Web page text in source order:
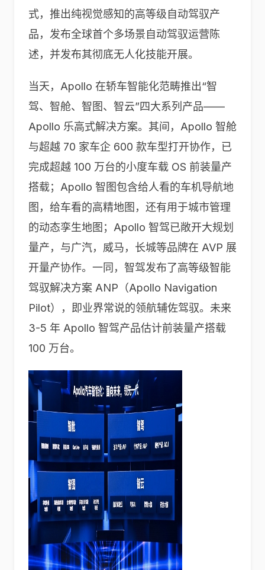
式，推出纯视觉感知的高等级自动驾驭产
品，发布全球首个多场景自动驾驭运营陈
述，并发布其彻底无人化技能开展。
当天，Apollo 在轿车智能化范畴推出“智
驾、智舱、智图、智云”四大系列产品——
Apollo 乐高式解决方案。其间，Apollo 智舱
与超越 70 家车企 600 款车型打开协作，已
完成超越 100 万台的小度车载 OS 前装量产
搭载；Apollo 智图包含给人看的车机导航地
图，给车看的高精地图，还有用于城市管理
的动态孪生地图；Apollo 智驾已敞开大规划
量产，与广汽，威马，长城等品牌在 AVP 展
开量产协作。一同，智驾发布了高等级智能
驾驭解决方案 ANP（Apollo Navigation
Pilot），即业界常说的领航辅佐驾驭。未来
3-5 年 Apollo 智驾产品估计前装量产搭载
100 万台。